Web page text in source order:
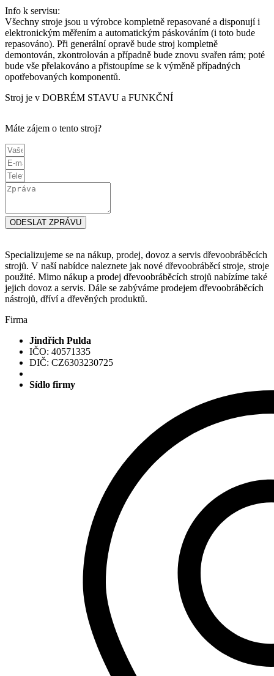
Info k servisu:
Všechny stroje jsou u výrobce kompletně repasované a disponují i
elektronickým měřením a automatickým páskováním (i toto bude
repasováno). Při generální opravě bude stroj kompletně
demontován, zkontrolován a případně bude znovu svařen rám; poté
bude vše přelakováno a přistoupíme se k výměně případných
opotřebovaných komponentů.
Stroj je v DOBRÉM STAVU a FUNKČNÍ
Máte zájem o tento stroj?
ODESLAT ZPRÁVU
Specializujeme se na nákup, prodej, dovoz a servis dřevoobráběcích
strojů. V naší nabídce naleznete jak nové dřevoobráběcí stroje, stroje
použité. Mimo nákup a prodej dřevoobráběcích strojů nabízíme také
jejich dovoz a servis. Dále se zabýváme prodejem dřevoobráběcích
nástrojů, dříví a dřevěných produktů.
Firma
Jindřich Pulda
IČO: 40571335
DIČ: CZ6303230725
Sídlo firmy